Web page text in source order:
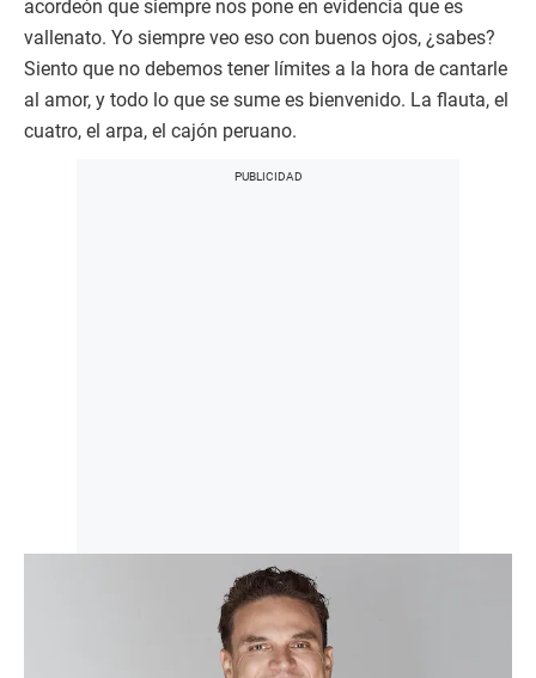
acordeón que siempre nos pone en evidencia que es
vallenato. Yo siempre veo eso con buenos ojos, ¿sabes?
Siento que no debemos tener límites a la hora de cantarle
al amor, y todo lo que se sume es bienvenido. La flauta, el
cuatro, el arpa, el cajón peruano.